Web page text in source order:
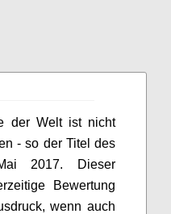
der Welt ist nicht
- so der Titel des
2017. Dieser
Bewertung
wenn auch